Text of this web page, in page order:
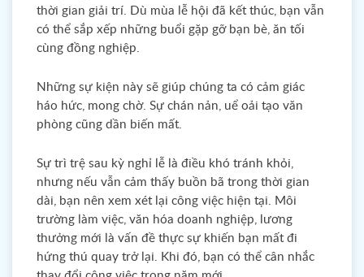
thời gian giải trí. Dù mùa lễ hội đã kết thúc, bạn vẫn
có thể sắp xếp những buổi gặp gỡ bạn bè, ăn tối
cùng đồng nghiệp.
Những sự kiện này sẽ giúp chúng ta có cảm giác
háo hức, mong chờ. Sự chán nản, uể oải tạo văn
phòng cũng dần biến mất.
Sự trì trệ sau kỳ nghỉ lễ là điều khó tránh khỏi,
nhưng nếu vẫn cảm thấy buồn bã trong thời gian
dài, bạn nên xem xét lại công việc hiện tại. Môi
trường làm việc, văn hóa doanh nghiệp, lương
thưởng mới là vấn đề thực sự khiến bạn mất đi
hứng thú quay trở lại. Khi đó, bạn có thể cân nhắc